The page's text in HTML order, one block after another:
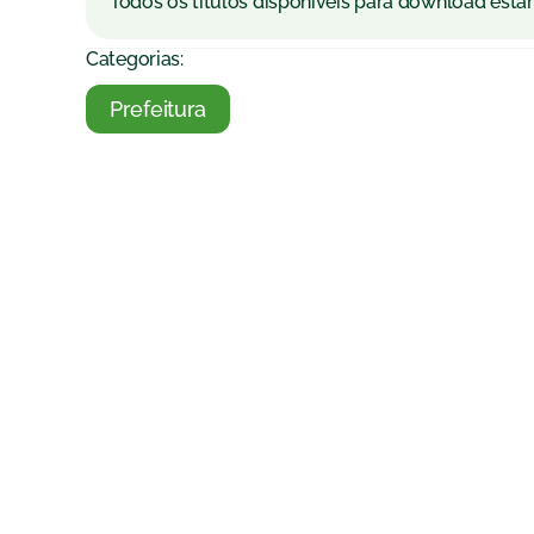
Categorias:
Prefeitura